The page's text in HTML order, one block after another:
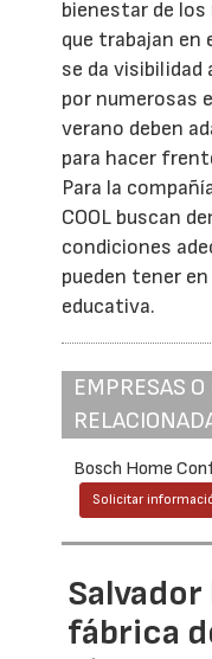
bienestar de
que trabajan
se da visibilidad
por numerosas
verano deben
para hacer
Para la
COOL buscan
condiciones
pueden tener
educativa.
EMPRESAS
Bosch Home
Solicitar
fábrica